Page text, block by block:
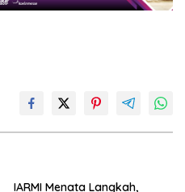
IARMI Menata Langkah,